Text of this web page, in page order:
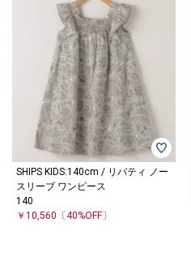
SHIPS KIDS:140cm / リバティ ノー
スリーブ ワンピース
140
￥10,560 〔40%OFF〕